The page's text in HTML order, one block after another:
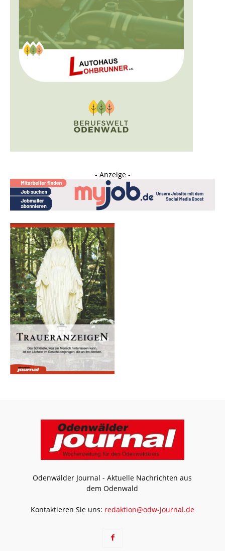
- Anzeige -
Odenwälder Journal - Aktuelle Nachrichten aus
dem Odenwald
Kontaktieren Sie uns: redaktion@odw-journal.de